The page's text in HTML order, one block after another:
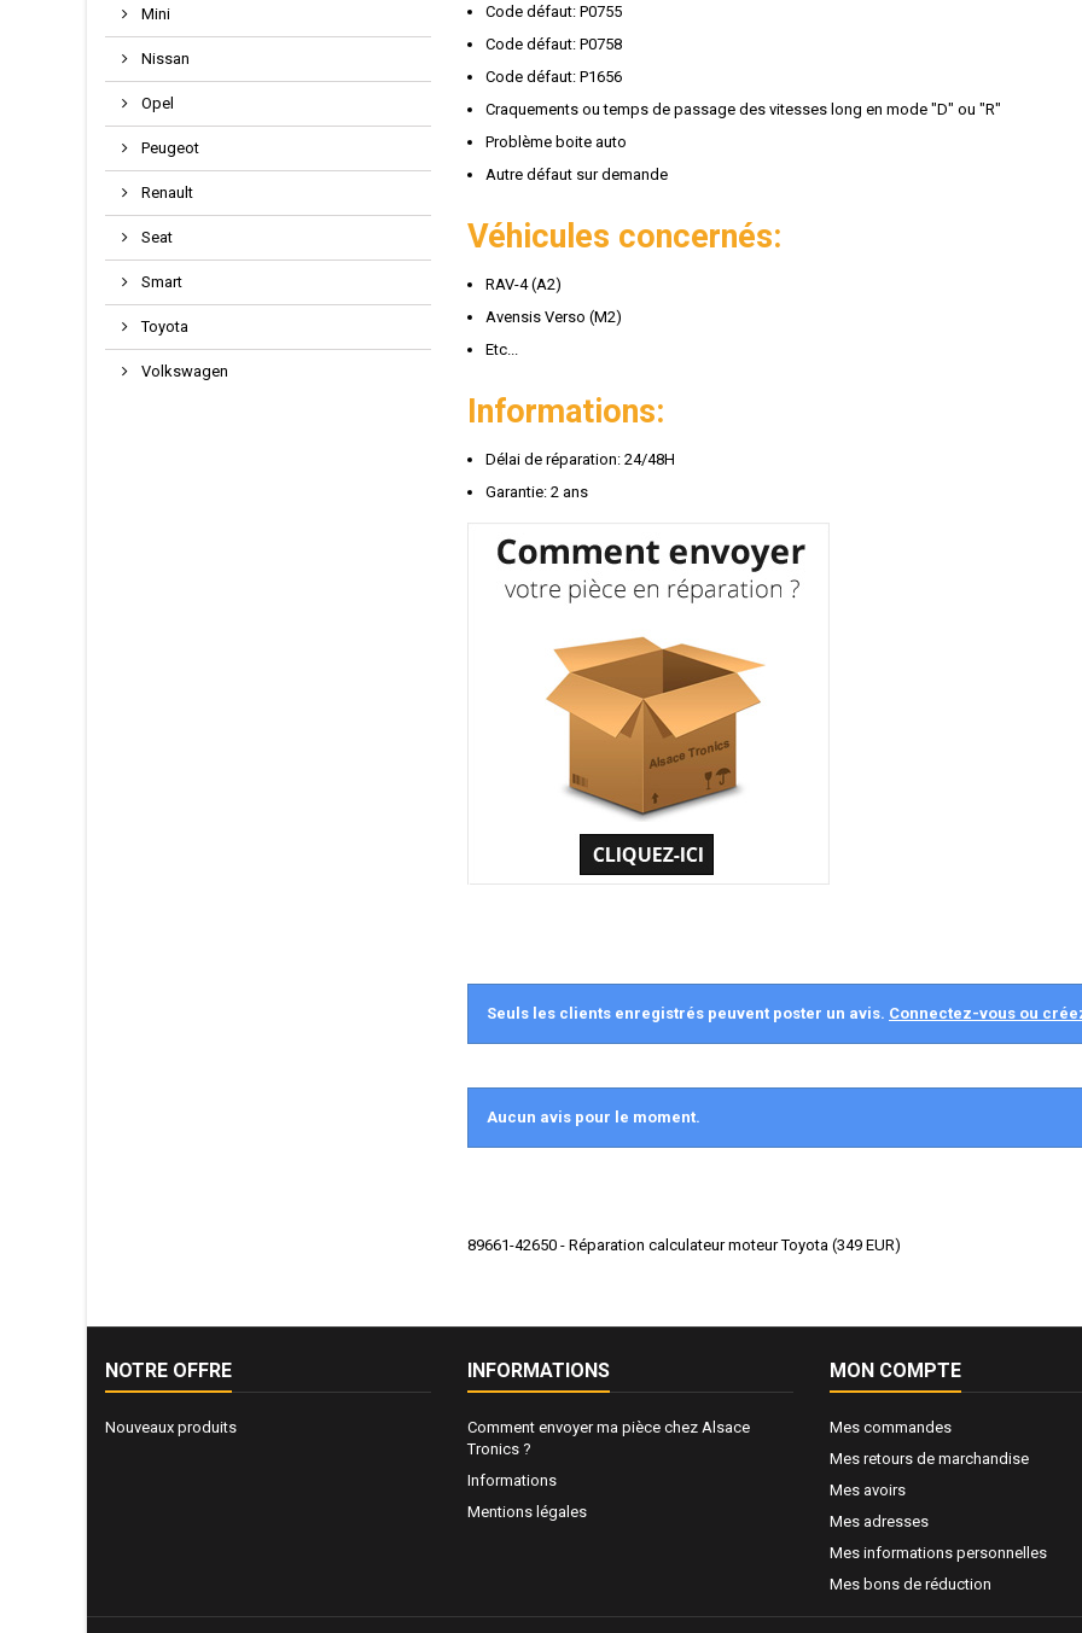
Mini
Nissan
Opel
Peugeot
Renault
Seat
Smart
Toyota
Volkswagen
Code défaut: P0755
Code défaut: P0758
Code défaut: P1656
Craquements ou temps de passage des vitesses long en mode "D" ou "R"
Problème boite auto
Autre défaut sur demande
Véhicules concernés:
RAV-4 (A2)
Avensis Verso (M2)
Etc...
Informations:
Délai de réparation: 24/48H
Garantie: 2 ans
Seuls les clients enregistrés peuvent poster un avis. Connectez-vous ou
Aucun avis pour le moment.
89661-42650 - Réparation calculateur moteur Toyota (349 EUR)
NOTRE OFFRE
Nouveaux produits
INFORMATIONS
Comment envoyer ma pièce chez Alsace
Tronics ?
Informations
Mentions légales
MON COMPTE
Mes commandes
Mes retours de marchandise
Mes avoirs
Mes adresses
Mes informations personnelles
Mes bons de réduction